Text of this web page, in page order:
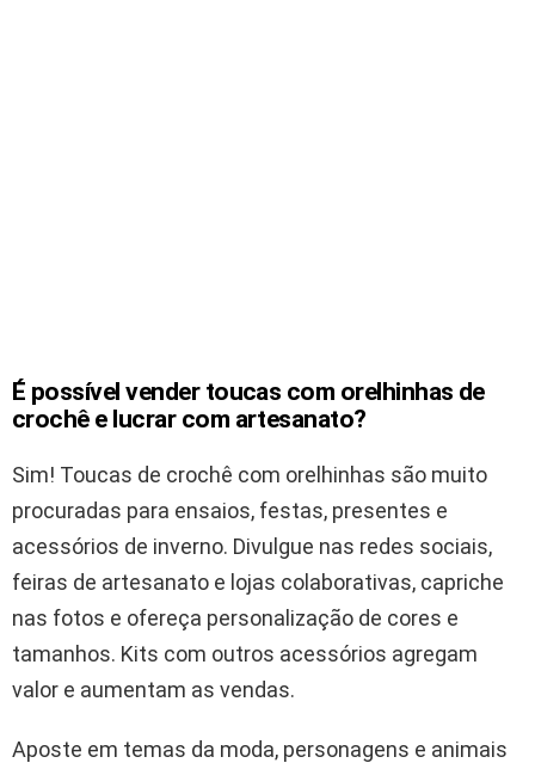
É possível vender toucas com orelhinhas de
crochê e lucrar com artesanato?
Sim! Toucas de crochê com orelhinhas são muito
procuradas para ensaios, festas, presentes e
acessórios de inverno. Divulgue nas redes sociais,
feiras de artesanato e lojas colaborativas, capriche
nas fotos e ofereça personalização de cores e
tamanhos. Kits com outros acessórios agregam
valor e aumentam as vendas.
Aposte em temas da moda, personagens e animais